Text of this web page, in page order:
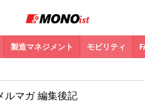
製造マネジメント モビリティ
ルマガ 編集後記